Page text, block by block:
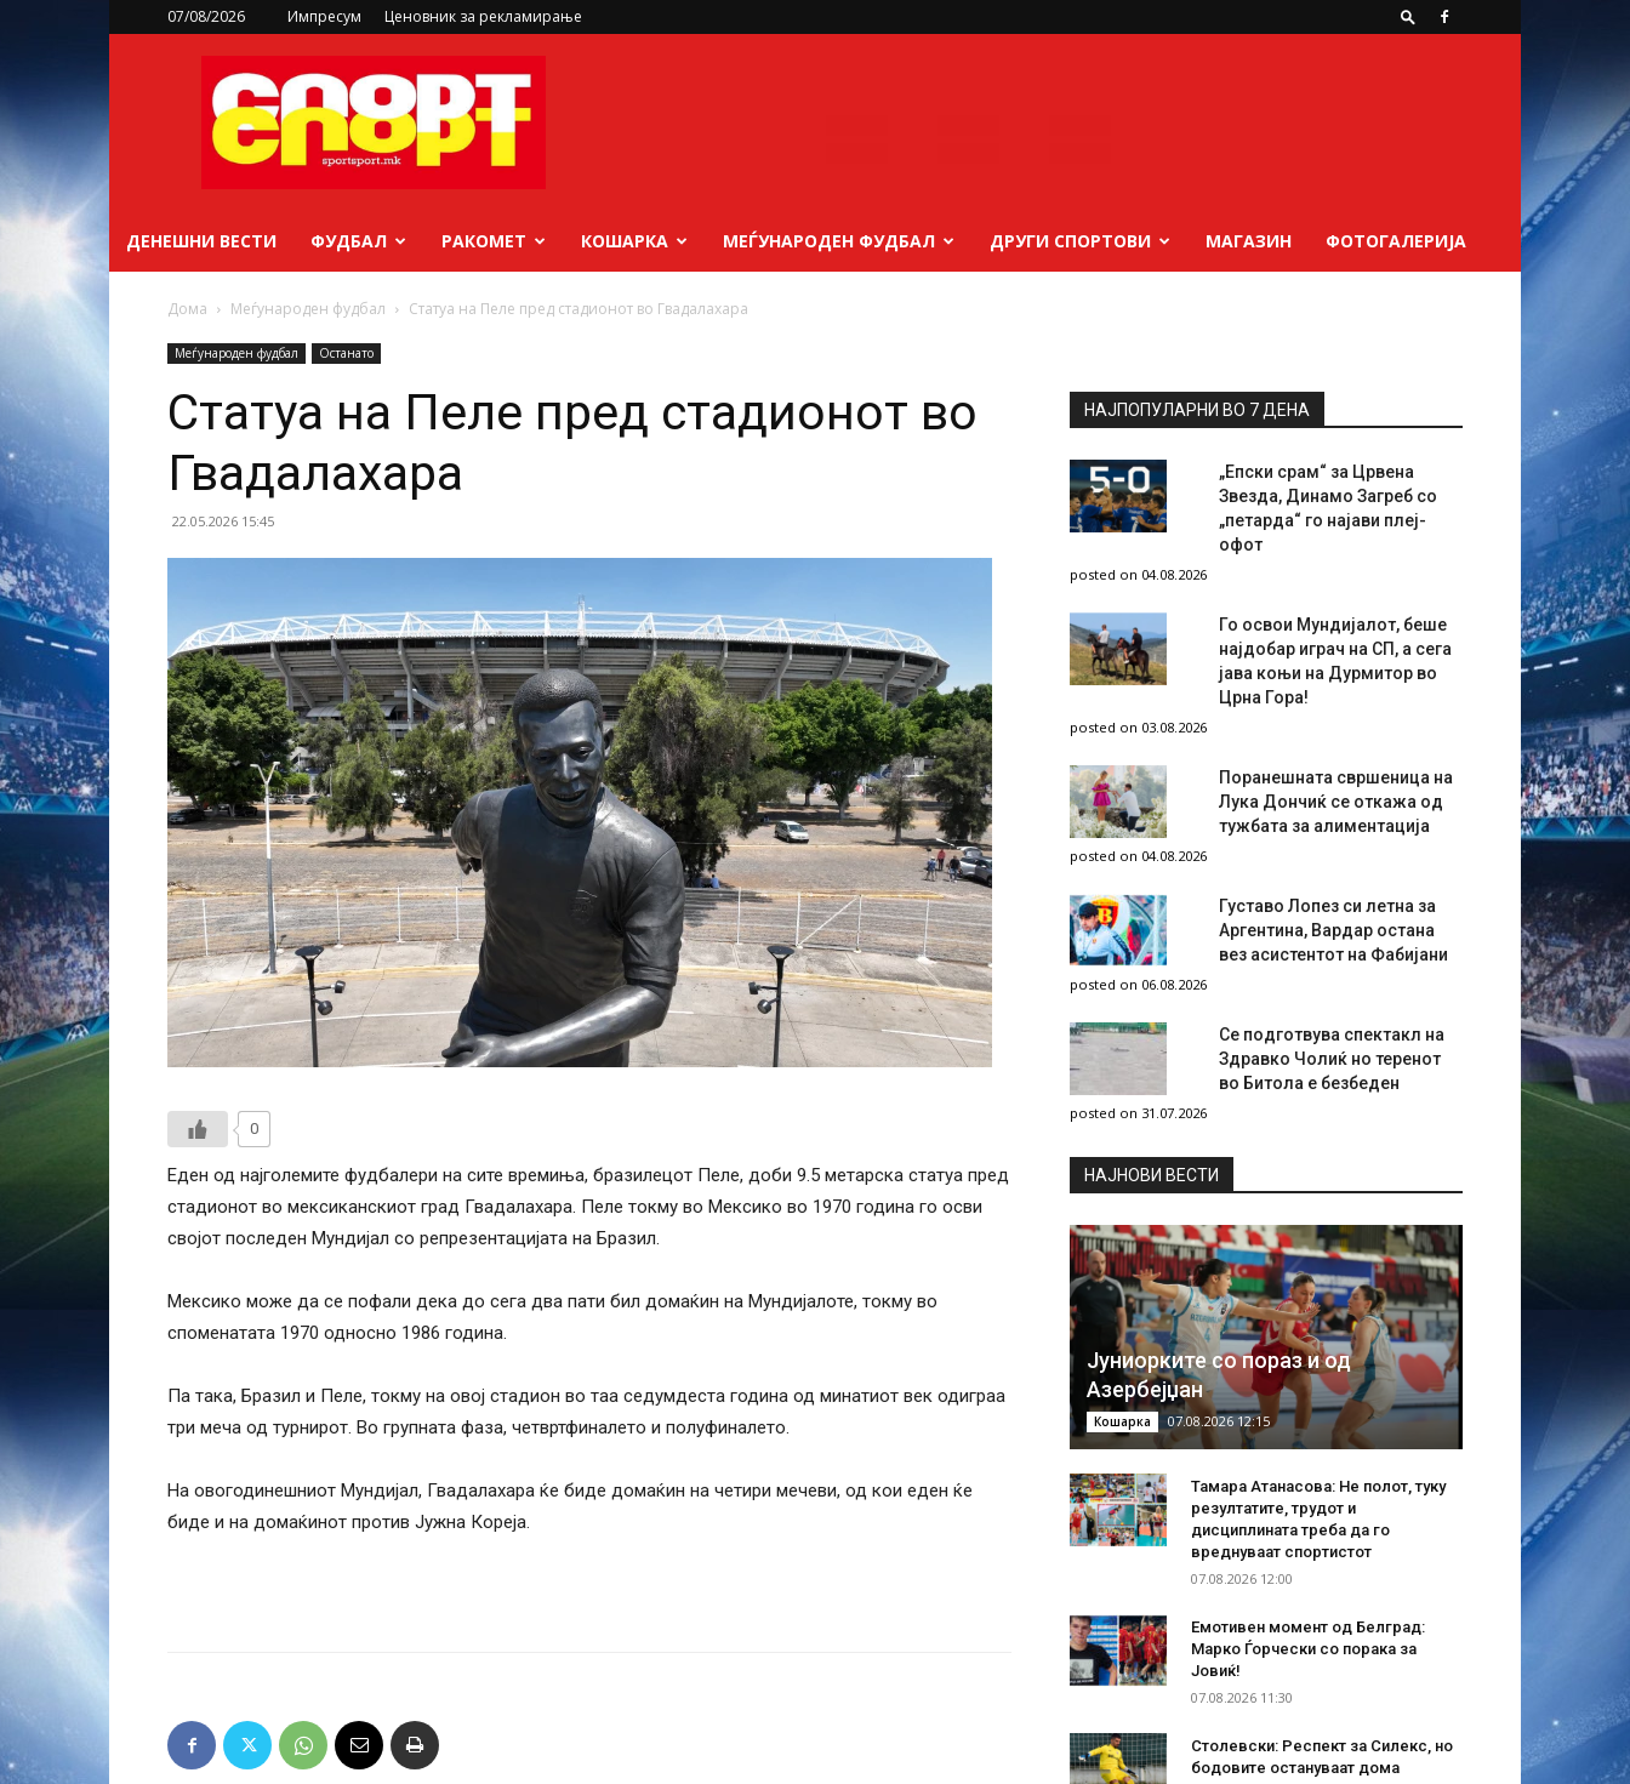
07/08/2026 Импресум Ценовник за рекламирање
sportsport.mk
ДЕНЕШНИ ВЕСТИ ФУДБАЛ РАКОМЕТ КОШАРКА МЕЃУНАРОДЕН ФУДБАЛ ДРУГИ СПОРТОВИ МАГАЗИН ФОТОГАЛЕРИЈА
Дома Меѓународен фудбал Статуа на Пеле пред стадионот во Гвадалахара
Меѓународен фудбал Останато
Статуа на Пеле пред стадионот во
Гвадалахара
22.05.2026 15:45
0
Еден од најголемите фудбалери на сите времиња, бразилецот Пеле, доби 9.5 метарска статуа пред
стадионот во мексиканскиот град Гвадалахара. Пеле токму во Мексико во 1970 година го осви
својот последен Мундијал со репрезентацијата на Бразил.
Мексико може да се пофали дека до сега два пати бил домаќин на Мундијалоте, токму во
споменатата 1970 односно 1986 година.
Па така, Бразил и Пеле, токму на овој стадион во таа седумдеста година од минатиот век одиграа
три меча од турнирот. Во групната фаза, четвртфиналето и полуфиналето.
На овогодинешниот Мундијал, Гвадалахара ќе биде домаќин на четири мечеви, од кои еден ќе
биде и на домаќинот против Јужна Кореја.
НАЈПОПУЛАРНИ ВО 7 ДЕНА
„Епски срам“ за Црвена
Звезда, Динамо Загреб со
„петарда“ го најави плеј-
офот
posted on 04.08.2026
Го освои Мундијалот, беше
најдобар играч на СП, а сега
јава коњи на Дурмитор во
Црна Гора!
posted on 03.08.2026
Поранешната свршеница на
Лука Дончиќ се откажа од
тужбата за алиментација
posted on 04.08.2026
Густаво Лопез си летна за
Аргентина, Вардар остана
вез асистентот на Фабијани
posted on 06.08.2026
Се подготвува спектакл на
Здравко Чолиќ но теренот
во Битола е безбеден
posted on 31.07.2026
НAЈНОВИ ВЕСТИ
Јуниорките со пораз и од
Азербејџан
Кошарка 07.08.2026 12:15
Тамара Атанасова: Не полот, туку
резултатите, трудот и
дисциплината треба да го
вреднуваат спортистот
07.08.2026 12:00
Емотивен момент од Белград:
Марко Ѓорчески со порака за
Јовиќ!
07.08.2026 11:30
Столевски: Респект за Силекс, но
бодовите остануваат дома